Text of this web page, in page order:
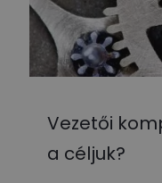
Vezetői
a céljuk?